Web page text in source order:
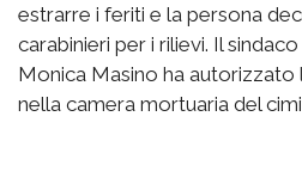
estrarre i feriti e la persona
carabinieri per i rilievi. Il
Monica Masino ha autorizzato
nella camera mortuaria del